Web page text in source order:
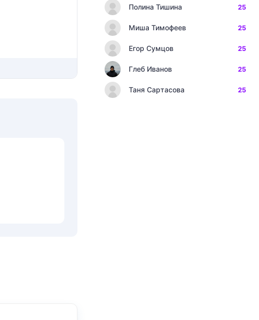
Полина Тишина 25
Миша Тимофеев 25
Егор Сумцов 25
Глеб Иванов 25
Таня Сартасова 25